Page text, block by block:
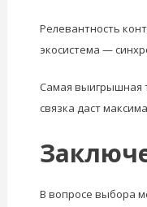
Релевантность
экосистема —
Самая выигрышная
связка даст
В вопросе выбора